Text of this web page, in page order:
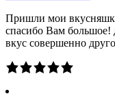
Пришли мои
спасибо Вам большое!
вкус совершенно